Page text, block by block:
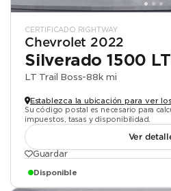
CERTIFICADO RIGHTWAY
Chevrolet 2022
Silverado 1500
LT Trail Boss-88k mi
Establezca la ubicación para ver
Su código postal es necesario para
impuestos, tasas y disponibilidad.
Ver
Guardar
Disponible